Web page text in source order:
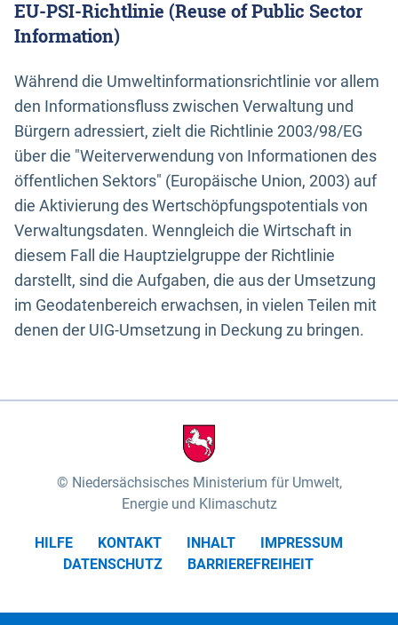
EU-PSI-Richtlinie (Reuse of Public Sector
Information)
Während die Umweltinformationsrichtlinie vor allem
den Informationsfluss zwischen Verwaltung und
Bürgern adressiert, zielt die Richtlinie 2003/98/EG
über die "Weiterverwendung von Informationen des
öffentlichen Sektors" (Europäische Union, 2003) auf
die Aktivierung des Wertschöpfungspotentials von
Verwaltungsdaten. Wenngleich die Wirtschaft in
diesem Fall die Hauptzielgruppe der Richtlinie
darstellt, sind die Aufgaben, die aus der Umsetzung
im Geodatenbereich erwachsen, in vielen Teilen mit
denen der UIG-Umsetzung in Deckung zu bringen.
Niedersächsisches Ministerium für Umwelt,
Energie und Klimaschutz
HILFE KONTAKT INHALT
IMPRESSUM
DATENSCHUTZ
BARRIEREFREIHEIT